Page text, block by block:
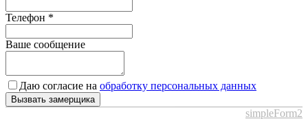
Телефон *
Ваше сообщение
Даю согласие на обработку персональных данных
Вызвать замерщика
simpleForm2